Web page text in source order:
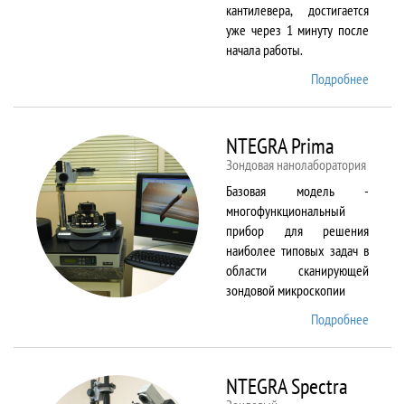
кантилевера, достигается
уже через 1 минуту после
начала работы.
Подробнее
NTEGRA Prima
Зондовая нанолаборатория
Базовая модель -
многофункциональный
прибор для решения
наиболее типовых задач в
области сканирующей
зондовой микроскопии
Подробнее
NTEGRA Spectra